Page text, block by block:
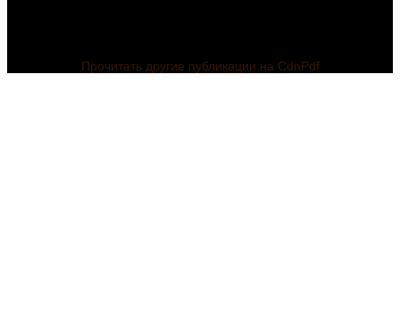
Прочитать другие публикации на CdnPdf